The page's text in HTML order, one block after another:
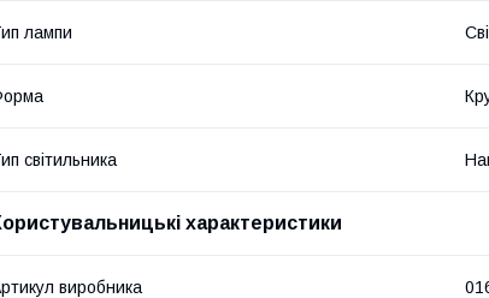
лампи
світильника
характеристики
виробника